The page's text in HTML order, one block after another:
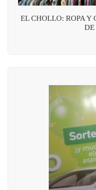
EL CHOLLO: ROPA Y
DE